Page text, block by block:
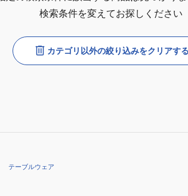
検索条件を変えてお探しください
カテゴリ以外の絞り込みをクリアする
テーブルウェア